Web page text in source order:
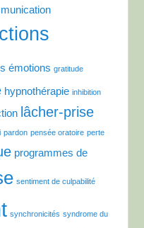
émotions gratitude
hypnothérapie inhibition
lâcher-prise
pardon pensée oratoire perte
programmes de
sentiment de culpabilité
synchronicités syndrome du